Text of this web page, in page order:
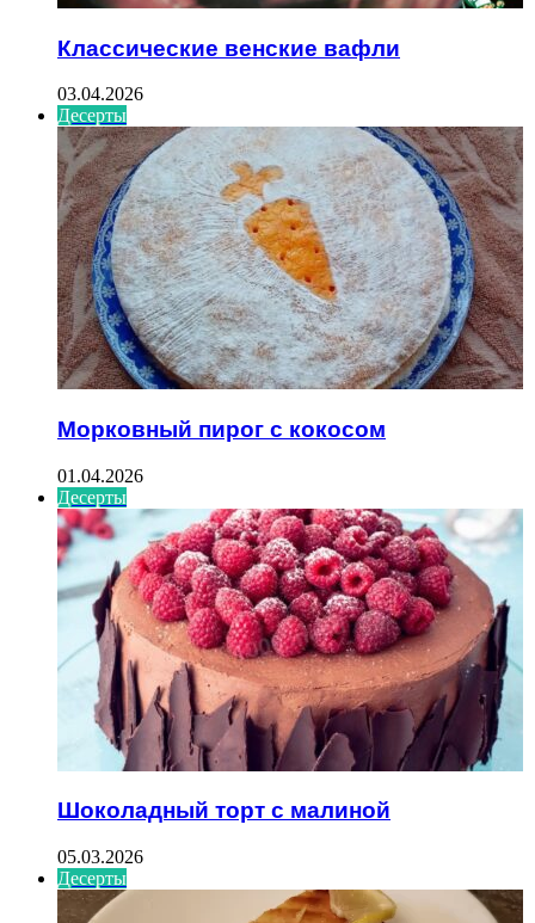
Классические венские вафли
03.04.2026
Десерты
Морковный пирог с кокосом
01.04.2026
Десерты
Шоколадный торт с малиной
05.03.2026
Десерты